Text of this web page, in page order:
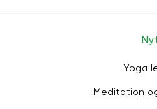
Yoga
Meditation